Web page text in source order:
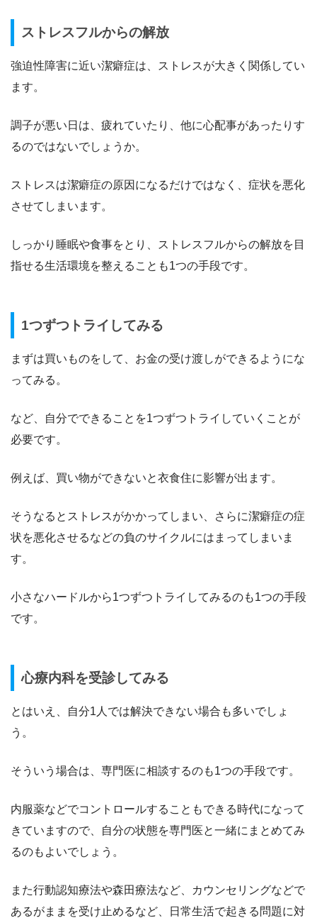
ストレスフルからの解放
強迫性障害に近い潔癖症は、ストレスが大きく関係してい
ます。
調子が悪い日は、疲れていたり、他に心配事があったりす
るのではないでしょうか。
ストレスは潔癖症の原因になるだけではなく、症状を悪化
させてしまいます。
しっかり睡眠や食事をとり、ストレスフルからの解放を目
指せる生活環境を整えることも1つの手段です。
1つずつトライしてみる
まずは買いものをして、お金の受け渡しができるようにな
ってみる。
など、自分でできることを1つずつトライしていくことが
必要です。
例えば、買い物ができないと衣食住に影響が出ます。
そうなるとストレスがかかってしまい、さらに潔癖症の症
状を悪化させるなどの負のサイクルにはまってしまいま
す。
小さなハードルから1つずつトライしてみるのも1つの手段
です。
心療内科を受診してみる
とはいえ、自分1人では解決できない場合も多いでしょ
う。
そういう場合は、専門医に相談するのも1つの手段です。
内服薬などでコントロールすることもできる時代になって
きていますので、自分の状態を専門医と一緒にまとめてみ
るのもよいでしょう。
また行動認知療法や森田療法など、カウンセリングなどで
あるがままを受け止めるなど、日常生活で起きる問題に対